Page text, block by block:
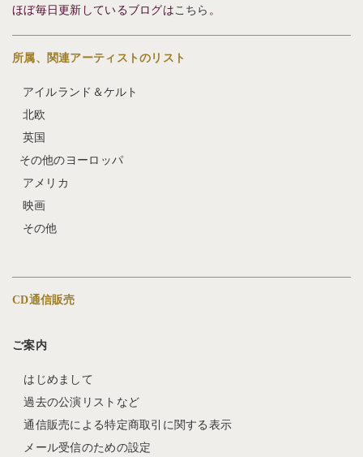
ほぼ毎日更新しているブログは こちら 。
所属、関連アーティストのリスト
アイルランド＆ケルト
北欧
英国
その他のヨーロッパ
アメリカ
映画
その他
CD通信販売
ご案内
はじめまして
過去の公演リストなど
通信販売による特定商取引に関する表示
メール受信のための設定